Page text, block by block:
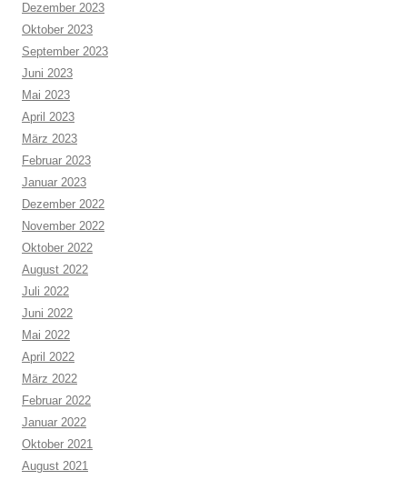
Dezember 2023
Oktober 2023
September 2023
Juni 2023
Mai 2023
April 2023
März 2023
Februar 2023
Januar 2023
Dezember 2022
November 2022
Oktober 2022
August 2022
Juli 2022
Juni 2022
Mai 2022
April 2022
März 2022
Februar 2022
Januar 2022
Oktober 2021
August 2021